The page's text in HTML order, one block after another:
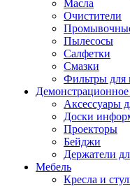
Масла
Очистители
Пылесосы
Салфетки
Смазки
Фильтры для
Аксессуары
Доски
Проекторы
Бейджи
Держатели
Мебель
Кресла и